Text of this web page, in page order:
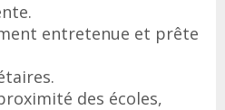
entretenue et prête
des écoles,